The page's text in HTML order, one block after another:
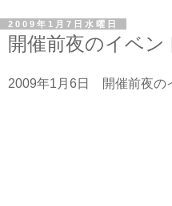
2009年1月7日水曜日
開催前夜のイベン
2009年1月6日 開催前夜の